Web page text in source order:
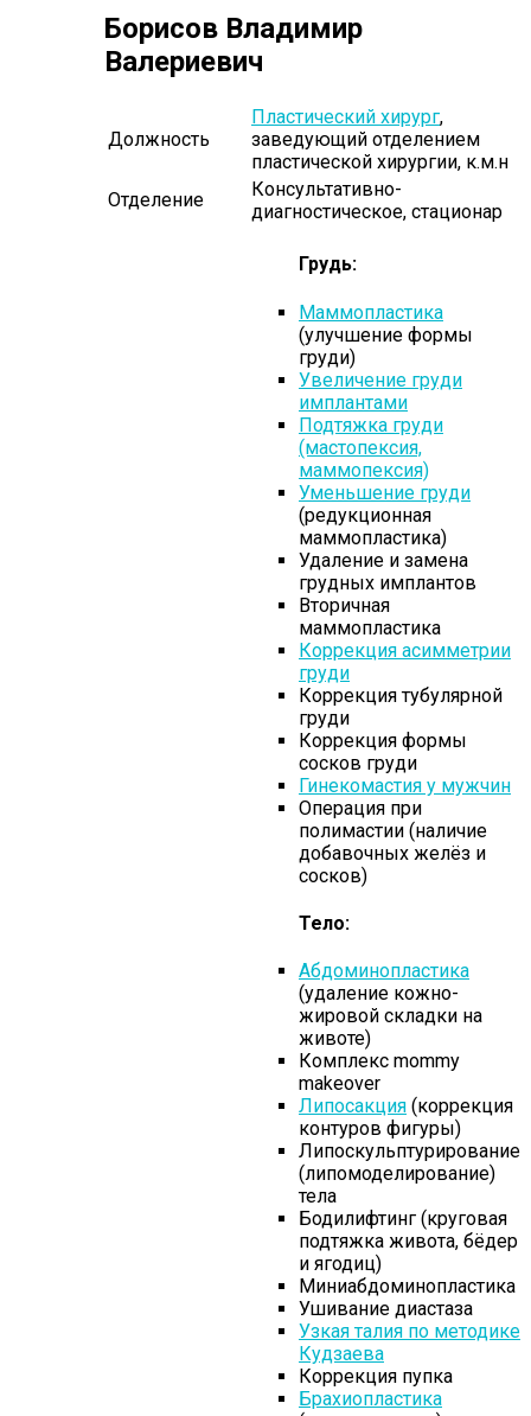
Борисов Владимир
Валериевич
Должность
Пластический хирург,
заведующий отделением
пластической хирургии, к.м.н
Отделение
Консультативно-
диагностическое, стационар
Грудь:
Маммопластика
(улучшение формы
груди)
Увеличение груди
имплантами
Подтяжка груди
(мастопексия,
маммопексия)
Уменьшение груди
(редукционная
маммопластика)
Удаление и замена
грудных имплантов
Вторичная
маммопластика
Коррекция асимметрии
груди
Коррекция тубулярной
груди
Коррекция формы
сосков груди
Гинекомастия у мужчин
Операция при
полимастии (наличие
добавочных желёз и
сосков)
Тело:
Абдоминопластика
(удаление кожно-
жировой складки на
животе)
Комплекс mommy
makeover
Липосакция (коррекция
контуров фигуры)
Липоскульптурирование
(липомоделирование)
тела
Бодилифтинг (круговая
подтяжка живота, бёдер
и ягодиц)
Миниабдоминопластика
Ушивание диастаза
Узкая талия по методике
Кудзаева
Коррекция пупка
Брахиопластика